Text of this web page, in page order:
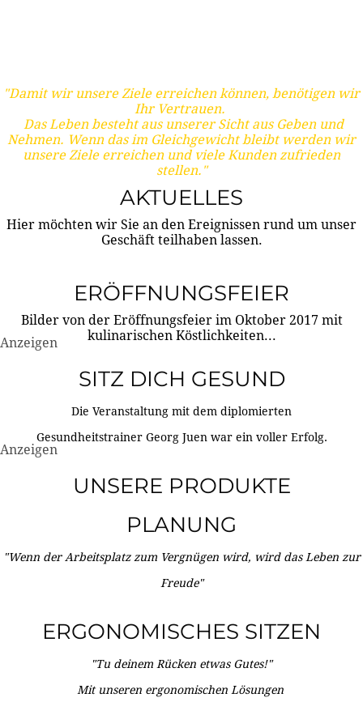
"Damit wir unsere Ziele erreichen können, benötigen wir
Ihr Vertrauen.
Das Leben besteht aus unserer Sicht aus Geben und
Nehmen. Wenn das im Gleichgewicht bleibt werden wir
unsere Ziele erreichen und viele Kunden zufrieden
stellen."
AKTUELLES
Hier möchten wir Sie an den Ereignissen rund um unser
Geschäft teilhaben lassen.
ERÖFFNUNGSFEIER
Bilder von der Eröffnungsfeier im Oktober 2017 mit
kulinarischen Köstlichkeiten...
Anzeigen
SITZ DICH GESUND
Die Veranstaltung mit dem diplomierten
Gesundheitstrainer Georg Juen war ein voller Erfolg.
Anzeigen
UNSERE PRODUKTE
PLANUNG
"Wenn der Arbeitsplatz zum Vergnügen wird, wird das Leben zur
Freude"
ERGONOMISCHES SITZEN
"Tu deinem Rücken etwas Gutes!"
Mit unseren ergonomischen Lösungen